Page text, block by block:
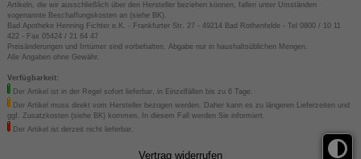
Artikeln, die wir ausschließlich über den Hersteller beziehen können, fallen unter Umständen
sogenannte Beschaffungskosten an (siehe BK).
Bad Apotheke Henning Fichter e.K. - Frankfurter Str. 27 - 49214 Bad Rothenfelde - Tel 0800 / 10 11
422 - Fax 05424 / 21 64 47
Preisänderungen und Irrtümer sind vorbehalten. Abgabe nur in haushaltsüblichen Mengen.
Alle Angaben ohne Gewähr.
Verfügbarkeit:
Der Artikel ist in der Regel sofort lieferbar, in Einzelfällen bis zu 6 Tage.
Der Artikel muss direkt vom Hersteller bezogen werden. Daher kann es zu längeren Lieferzeiten und
ggf. Zusatzkosten (siehe BK) kommen. In diesem Fall werden Sie informiert.
Der Artikel ist derzeit nicht lieferbar.
Vertrag widerrufen